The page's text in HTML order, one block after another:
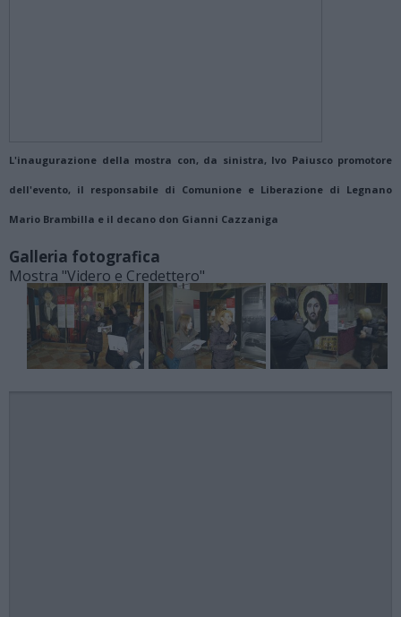
L'inaugurazione della mostra con, da sinistra, Ivo Paiusco promotore
dell'evento, il responsabile di Comunione e Liberazione di Legnano
Mario Brambilla e il decano don Gianni Cazzaniga
Galleria fotografica
Mostra "Videro e Credettero"